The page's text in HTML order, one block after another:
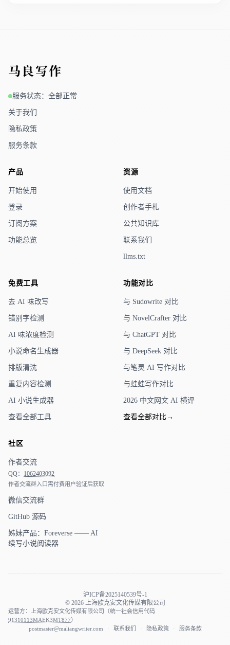
马良写作
服务状态：全部正常
关于我们
隐私政策
服务条款
产品
开始使用
登录
订阅方案
功能总览
资源
使用文档
创作者手札
公共知识库
联系我们
llms.txt
免费工具
去 AI 味改写
错别字检测
AI 味浓度检测
小说命名生成器
排版清洗
重复内容检测
AI 小说生成器
查看全部工具
功能对比
与 Sudowrite 对比
与 NovelCrafter 对比
与 ChatGPT 对比
与 DeepSeek 对比
与笔灵 AI 写作对比
与蛙蛙写作对比
2026 中文网文 AI 横评
查看全部对比→
社区
作者交流
QQ： 1062403092
作者交流群入口需付费用户验证后获取
微信交流群
GitHub 源码
姊妹产品：Foreverse —— AI
续写小说阅读器
沪ICP备2025140539号-1
© 2026 上海欧克安文化传媒有限公司
运营方：上海欧克安文化传媒有限公司（统一社会信用代码
91310113MAEK3MT877）
postmaster@maliangwriter.com
· 联系我们 · 隐私政策 · 服务条款